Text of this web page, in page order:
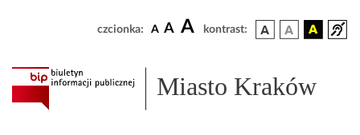
czcionka: A A A kontrast:
Miasto Kraków